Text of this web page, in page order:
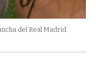
del Real Madrid.